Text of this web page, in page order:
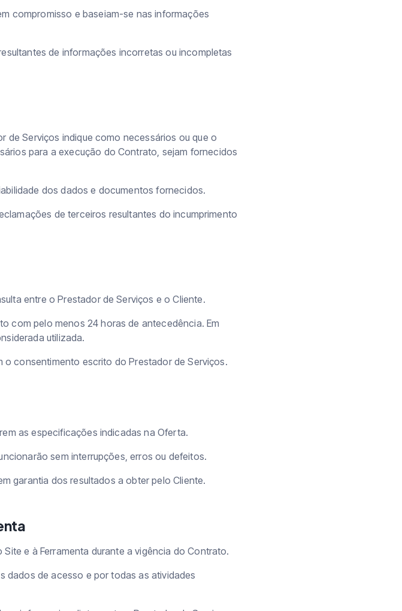
compromisso e baseiam-se nas informações
de informações incorretas ou incompletas
de Serviços indique como necessários ou que o
para a execução do Contrato, sejam fornecidos
dos dados e documentos fornecidos.
de terceiros resultantes do incumprimento
entre o Prestador de Serviços e o Cliente.
com pelo menos 24 horas de antecedência. Em
utilizada.
consentimento escrito do Prestador de Serviços.
as especificações indicadas na Oferta.
sem interrupções, erros ou defeitos.
garantia dos resultados a obter pelo Cliente.
e à Ferramenta durante a vigência do Contrato.
dados de acesso e por todas as atividades